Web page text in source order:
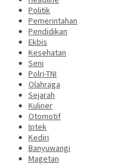
Politik
Pemerintahan
Pendidikan
Ekbis
Kesehatan
Seni
Polri-TNI
Olahraga
Sejarah
Kuliner
Otomotif
Iptek
Kediri
Banyuwangi
Magetan